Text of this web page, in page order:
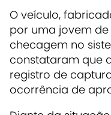
O veículo,
por uma jovem de
checagem no
constataram que
registro de
ocorrência de